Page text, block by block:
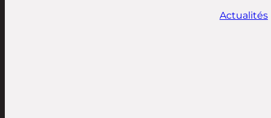
Actualités